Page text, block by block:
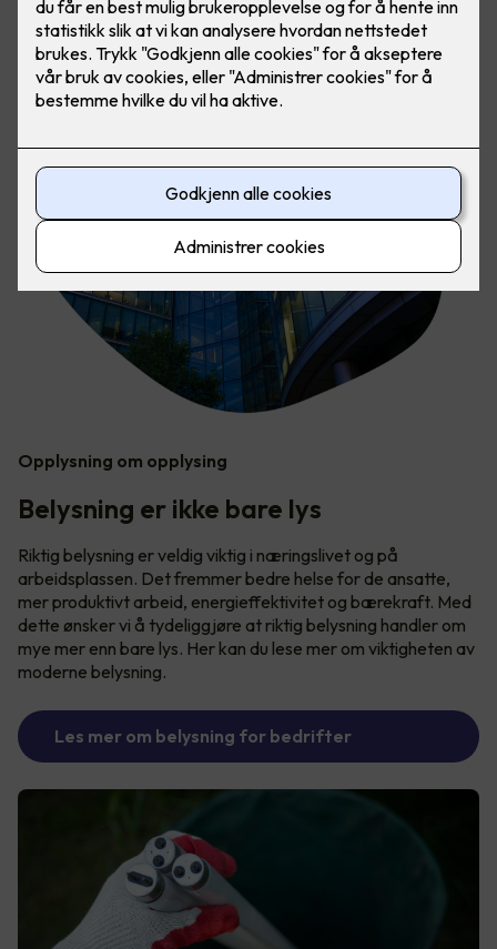
Opplysning om opplysing
Belysning er ikke bare lys
Riktig belysning er veldig viktig i næringslivet og på
arbeidsplassen. Det fremmer bedre helse for de ansatte,
mer produktivt arbeid, energieffektivitet og bærekraft. Med
dette ønsker vi å tydeliggjøre at riktig belysning handler om
mye mer enn bare lys. Her kan du lese mer om viktigheten av
moderne belysning.
Les mer om belysning for bedrifter